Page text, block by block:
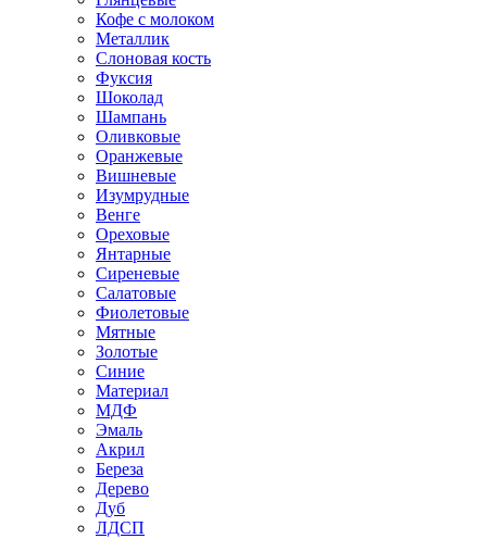
Кофе с молоком
Металлик
Слоновая кость
Фуксия
Шоколад
Шампань
Оливковые
Оранжевые
Вишневые
Изумрудные
Венге
Ореховые
Янтарные
Сиреневые
Салатовые
Фиолетовые
Мятные
Золотые
Синие
Материал
МДФ
Эмаль
Акрил
Береза
Дерево
Дуб
ЛДСП